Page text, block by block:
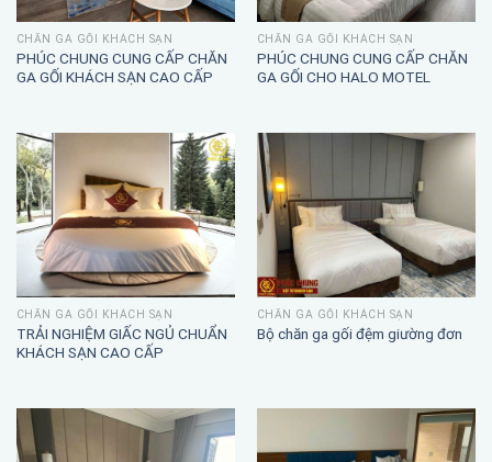
CHĂN GA GỐI KHÁCH SẠN
PHÚC CHUNG CUNG CẤP CHĂN
GA GỐI KHÁCH SẠN CAO CẤP
CHĂN GA GỐI KHÁCH SẠN
PHÚC CHUNG CUNG CẤP CHĂN
GA GỐI CHO HALO MOTEL
CHĂN GA GỐI KHÁCH SẠN
TRẢI NGHIỆM GIẤC NGỦ CHUẨN
KHÁCH SẠN CAO CẤP
CHĂN GA GỐI KHÁCH SẠN
Bộ chăn ga gối đệm giường đơn